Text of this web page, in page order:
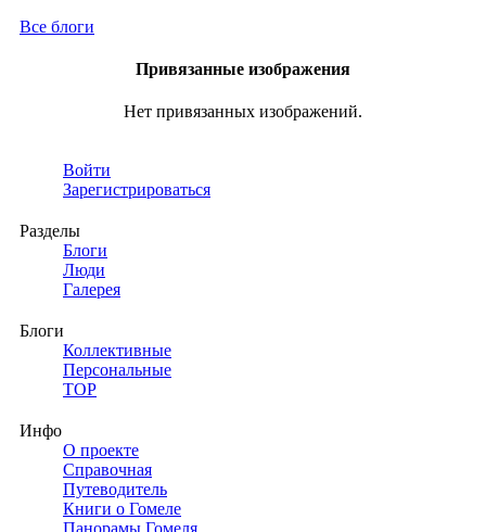
Все блоги
Привязанные изображения
Нет привязанных изображений.
Войти
Зарегистрироваться
Разделы
Блоги
Люди
Галерея
Блоги
Коллективные
Персональные
TOP
Инфо
О проекте
Справочная
Путеводитель
Книги о Гомеле